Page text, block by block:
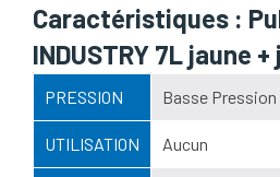
Caractéristiques :
INDUSTRY 7L jaune
PRESSION Basse Pression
UTILISATION Aucun